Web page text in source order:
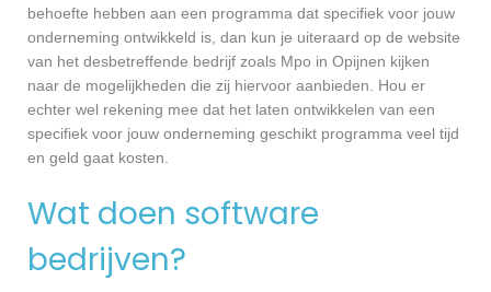
behoefte hebben aan een programma dat specifiek voor jouw
onderneming ontwikkeld is, dan kun je uiteraard op de website
van het desbetreffende bedrijf zoals Mpo in Opijnen kijken
naar de mogelijkheden die zij hiervoor aanbieden. Hou er
echter wel rekening mee dat het laten ontwikkelen van een
specifiek voor jouw onderneming geschikt programma veel tijd
en geld gaat kosten.
Wat doen software
bedrijven?